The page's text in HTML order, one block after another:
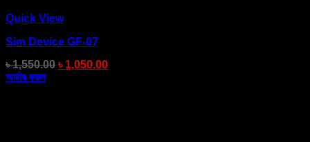
Quick View
Sim Device GF-07
৳1,550.00 ৳ 1,050.00
অর্ডার করুন